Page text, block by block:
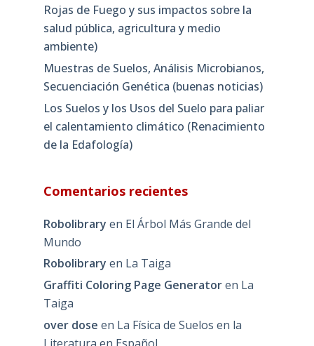
Rojas de Fuego y sus impactos sobre la
salud pública, agricultura y medio
ambiente)
Muestras de Suelos, Análisis Microbianos,
Secuenciación Genética (buenas noticias)
Los Suelos y los Usos del Suelo para paliar
el calentamiento climático (Renacimiento
de la Edafología)
Comentarios recientes
Robolibrary en El Árbol Más Grande del
Mundo
Robolibrary en La Taiga
Graffiti Coloring Page Generatoren La
Taiga
over dose en La Física de Suelos en la